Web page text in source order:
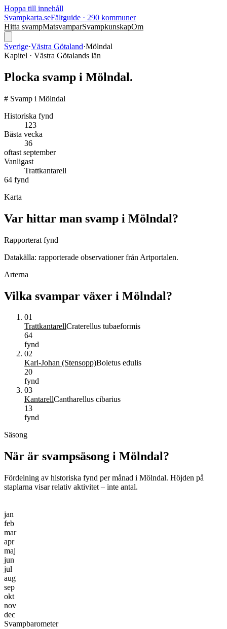
Hoppa till innehåll
Svampkarta.seFältguide · 290 kommuner
Hitta svampMatsvamparSvampkunskapOm
Sverige·Västra Götaland·Mölndal
Kapitel · Västra Götalands län
Plocka svamp i Mölndal.
# Svamp i Mölndal
Historiska fynd
123
Bästa vecka
36
oftast september
Vanligast
Trattkantarell
64 fynd
Karta
Var hittar man svamp i Mölndal?
Rapporterat fynd
Datakälla: rapporterade observationer från Artportalen.
Arterna
Vilka svampar växer i Mölndal?
01
TrattkantarellCraterellus tubaeformis
64
fynd
02
Karl-Johan (Stensopp)Boletus edulis
20
fynd
03
KantarellCantharellus cibarius
13
fynd
Säsong
När är svampsäsong i Mölndal?
Fördelning av historiska fynd per månad i Mölndal. Höjden på
staplarna visar relativ aktivitet – inte antal.
jan
feb
mar
apr
maj
jun
jul
aug
sep
okt
nov
dec
Svampbarometer